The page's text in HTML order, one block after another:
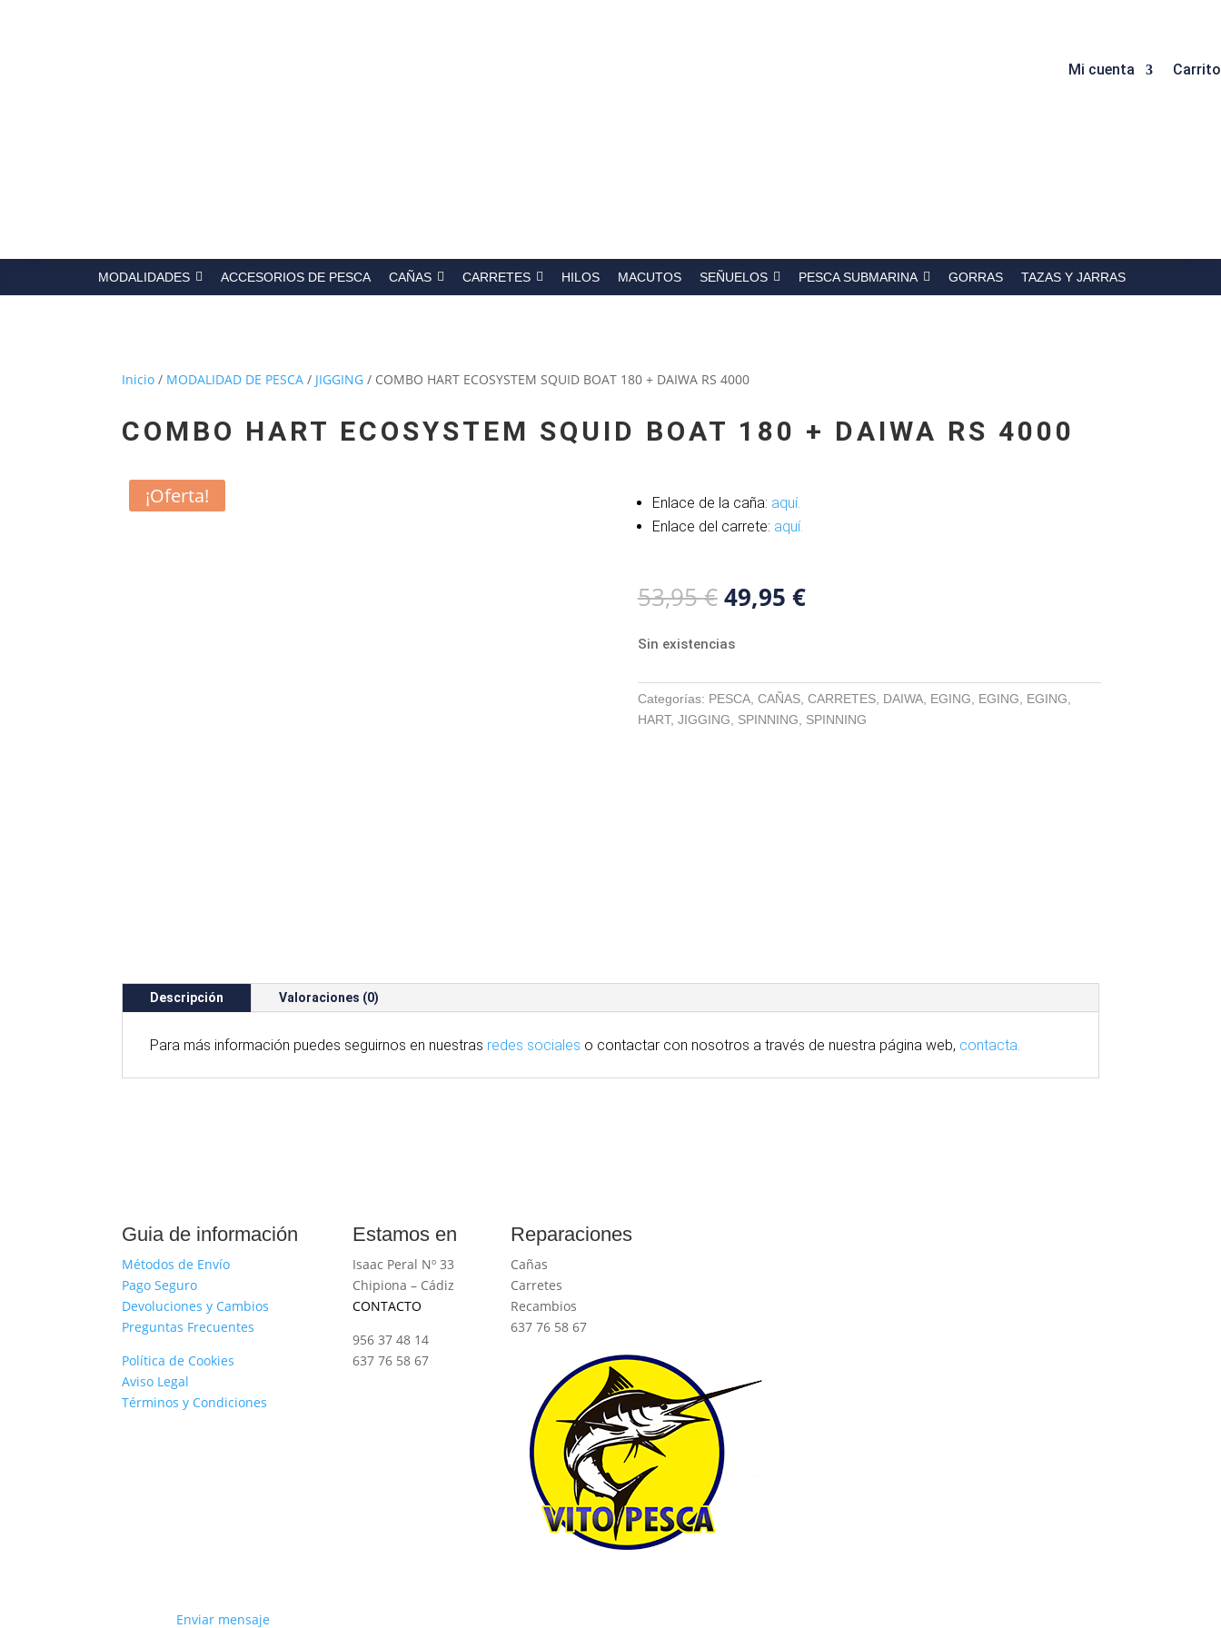
Mi cuenta Carrito
MODALIDADES ACCESORIOS DE PESCA CAÑAS CARRETES HILOS MACUTOS SEÑUELOS PESCA SUBMARINA GORRAS TAZAS Y JARRAS
Inicio / MODALIDAD DE PESCA / JIGGING / COMBO HART ECOSYSTEM SQUID BOAT 180 + DAIWA RS 4000
COMBO HART ECOSYSTEM SQUID BOAT 180 + DAIWA RS 4000
¡Oferta! Enlace de la caña: aquí.
Enlace del carrete: aquí.
53,95€ El
precio
original
era:
53,95 €.
49,95 €El
precio
49,95 €.
Sin existencias
Categorías: PESCA, CAÑAS, CARRETES, DAIWA, EGING EGING EGING
HART, JIGGING SPINNING SPINNING
Descripción Valoraciones (0)
Para más información puedes seguirnos en nuestras redes sociales o contactar con nosotros a través de nuestra página web, contacta.
Guia de información
Métodos de Envío
Pago Seguro
Devoluciones y Cambios
Preguntas Frecuentes
Política de Cookies
Aviso Legal
Términos y Condiciones
Estamos en
Isaac Peral Nº 33
Chipiona – Cádiz
CONTACTO
956 37 48 14
637 76 58 67
Reparaciones
Cañas
Carretes
Recambios
637 76 58 67
Enviar mensaje